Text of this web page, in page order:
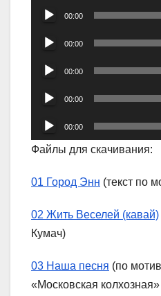
Аудиоплеер
00:00
Аудиоплеер
00:00
Аудиоплеер
00:00
Аудиоплеер
00:00
Аудиоплеер
00:00
Файлы для скачивания:
01 Город Энн (текст по
02 Жить Веселей (кавай)
Кумач)
03 Наша песня (по
«Московская